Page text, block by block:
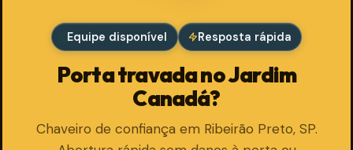
Equipe disponível Resposta rápida
Porta travada no Jardim
Canadá?
Chaveiro de confiança em Ribeirão Preto, SP.